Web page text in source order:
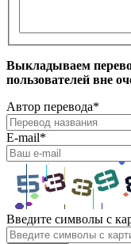
Выкладываем
пользователей вне
Автор перевода*
E-mail*
Введите символы с